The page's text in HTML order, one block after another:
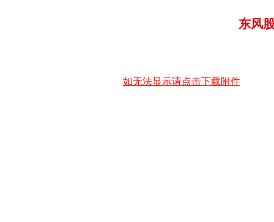
东风
如无法显示请点击下载附件